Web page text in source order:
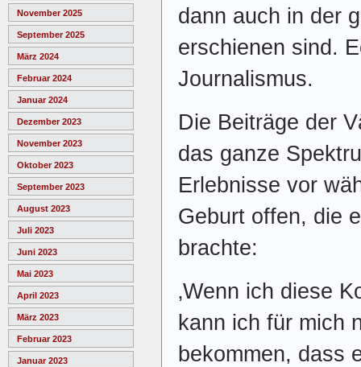
November 2025
September 2025
März 2024
Februar 2024
Januar 2024
Dezember 2023
November 2023
Oktober 2023
September 2023
August 2023
Juli 2023
Juni 2023
Mai 2023
April 2023
März 2023
Februar 2023
Januar 2023
dann auch in der
erschienen sind.
Journalismus.
Die Beiträge der
das ganze
Erlebnisse vor
Geburt offen, die
brachte:
‚Wenn ich diese
kann ich für mich
bekommen, dass